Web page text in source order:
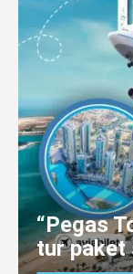
“Pegas
tur paket